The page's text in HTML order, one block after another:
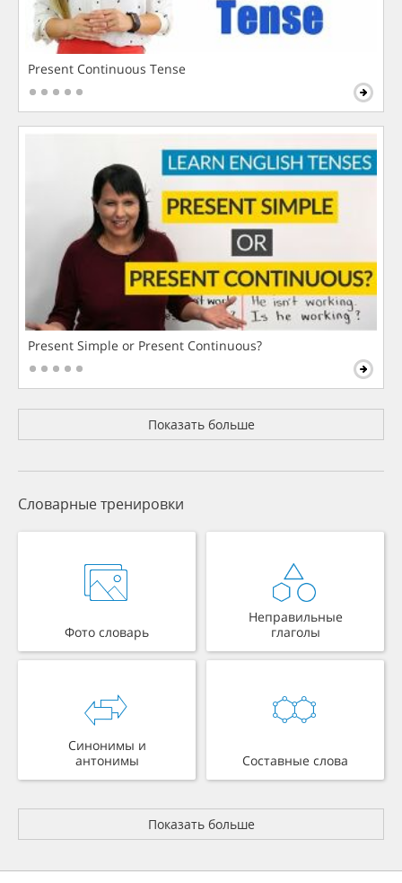
Present Continuous Tense
Present Simple or Present Continuous?
Показать больше
Словарные тренировки
Фото словарь
Неправильные
глаголы
Синонимы и
антонимы
Составные слова
Показать больше